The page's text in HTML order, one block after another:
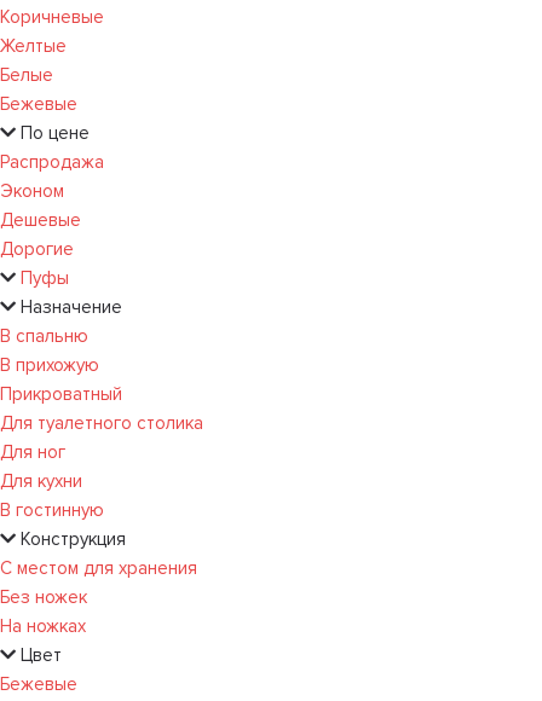
Коричневые
Желтые
Белые
Бежевые
По цене
Распродажа
Эконом
Дешевые
Дорогие
Пуфы
Назначение
В спальню
В прихожую
Прикроватный
Для туалетного столика
Для ног
Для кухни
В гостинную
Конструкция
С местом для хранения
Без ножек
На ножках
Цвет
Бежевые